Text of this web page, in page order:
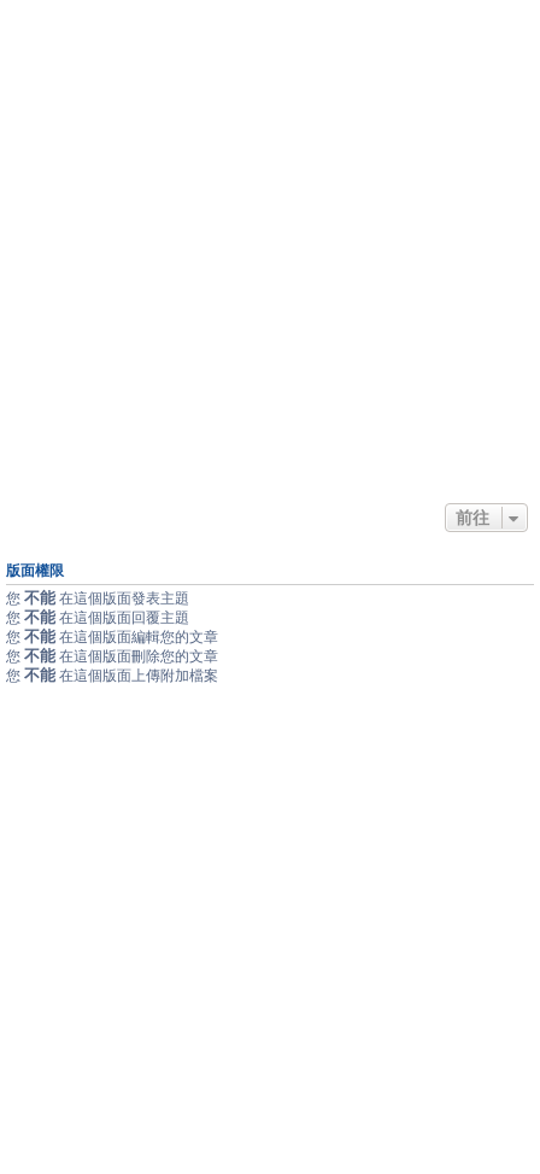
前往
版面權限
您 不能 在這個版面發表主題
您 不能 在這個版面回覆主題
您 不能 在這個版面編輯您的文章
您 不能 在這個版面刪除您的文章
您 不能 在這個版面上傳附加檔案